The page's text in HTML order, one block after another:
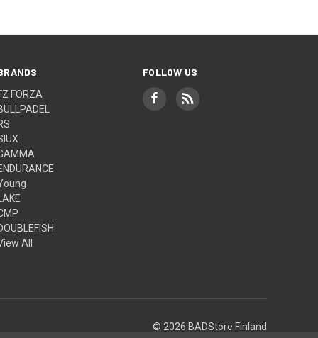
FORZA
All
FOLLOW US
© 2026 BADStore Finland